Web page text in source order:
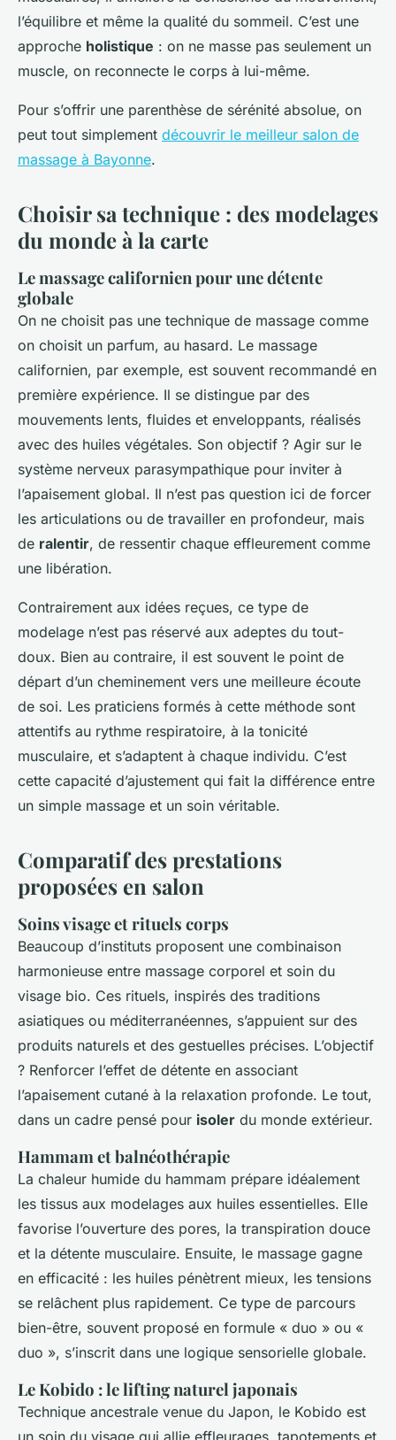
l’équilibre et même la qualité du sommeil. C’est une
approche holistique : on ne masse pas seulement un
muscle, on reconnecte le corps à lui-même.
Pour s’offrir une parenthèse de sérénité absolue, on
peut tout simplement découvrir le meilleur salon de
massage à Bayonne.
Choisir sa technique : des modelages
du monde à la carte
Le massage californien pour une détente
globale
On ne choisit pas une technique de massage comme
on choisit un parfum, au hasard. Le massage
californien, par exemple, est souvent recommandé en
première expérience. Il se distingue par des
mouvements lents, fluides et enveloppants, réalisés
avec des huiles végétales. Son objectif ? Agir sur le
système nerveux parasympathique pour inviter à
l’apaisement global. Il n’est pas question ici de forcer
les articulations ou de travailler en profondeur, mais
de ralentir, de ressentir chaque effleurement comme
une libération.
Contrairement aux idées reçues, ce type de
modelage n’est pas réservé aux adeptes du tout-
doux. Bien au contraire, il est souvent le point de
départ d’un cheminement vers une meilleure écoute
de soi. Les praticiens formés à cette méthode sont
attentifs au rythme respiratoire, à la tonicité
musculaire, et s’adaptent à chaque individu. C’est
cette capacité d’ajustement qui fait la différence entre
un simple massage et un soin véritable.
Comparatif des prestations
proposées en salon
Soins visage et rituels corps
Beaucoup d’instituts proposent une combinaison
harmonieuse entre massage corporel et soin du
visage bio. Ces rituels, inspirés des traditions
asiatiques ou méditerranéennes, s’appuient sur des
produits naturels et des gestuelles précises. L’objectif
? Renforcer l’effet de détente en associant
l’apaisement cutané à la relaxation profonde. Le tout,
dans un cadre pensé pour isoler du monde extérieur.
Hammam et balnéothérapie
La chaleur humide du hammam prépare idéalement
les tissus aux modelages aux huiles essentielles. Elle
favorise l’ouverture des pores, la transpiration douce
et la détente musculaire. Ensuite, le massage gagne
en efficacité : les huiles pénètrent mieux, les tensions
se relâchent plus rapidement. Ce type de parcours
bien-être, souvent proposé en formule « duo » ou «
duo », s’inscrit dans une logique sensorielle globale.
Le Kobido : le lifting naturel japonais
Technique ancestrale venue du Japon, le Kobido est